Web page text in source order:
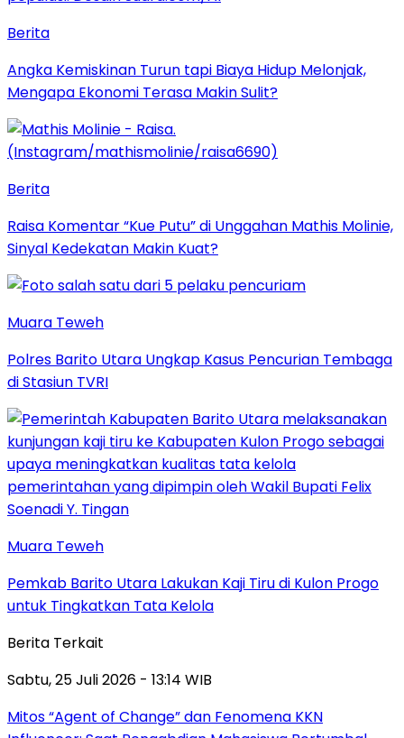
Berita
Angka Kemiskinan Turun tapi Biaya Hidup Melonjak,
Mengapa Ekonomi Terasa Makin Sulit?
Berita
Raisa Komentar “Kue Putu” di Unggahan Mathis Molinie,
Sinyal Kedekatan Makin Kuat?
Muara Teweh
Polres Barito Utara Ungkap Kasus Pencurian Tembaga
di Stasiun TVRI
Muara Teweh
Pemkab Barito Utara Lakukan Kaji Tiru di Kulon Progo
untuk Tingkatkan Tata Kelola
Berita Terkait
Sabtu, 25 Juli 2026 - 13:14 WIB
Mitos “Agent of Change” dan Fenomena KKN